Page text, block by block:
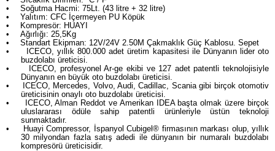
•
Soğutma Hacmi: 75Lt. (43 litre + 32 litre)
•
Yalıtım: CFC İçermeyen PU Köpük
•
Kompresör: HUAYI
•
Ağırlığı: 25,5Kg
•
Standart Ekipman: 12V/24V 2.50M Çakmaklık Güç Kablosu. Sepet
•
ICECO, yıllık 800.000 adet üretim kapasitesi ile Dünyanın lider oto
buzdolabı üreticisi.
•
ICECO, profesyonel Ar-ge ekibi ve 127 adet patentli teknolojisiyle
Dünyanın en büyük oto buzdolabı üreticisi.
•
ICECO, Mercedes, Volvo, Audi, Cadillac, Scania gibi birçok otomotiv
üreticisinin onaylı oto buzdolabı üreticisi.
•
ICECO, Alman Reddot ve Amerikan IDEA başta olmak üzere birçok
uluslararası ödüle sahip patentli ürünleriyle üstün teknoloji
sunmaktadır.
•
Huayi Compressor, İspanyol Cubigel® firmasının markası olup, yıllık
30 milyondan fazla satış adedi ile dünyanın bir numaralı buzdolabı
kompresörü üreticisidir.